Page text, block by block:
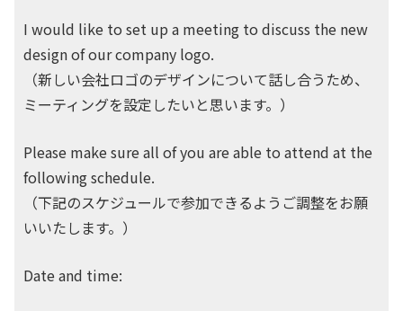
I would like to set up a meeting to discuss the new
design of our company logo.
（新しい会社ロゴのデザインについて話し合うため、
ミーティングを設定したいと思います。）
Please make sure all of you are able to attend at the
following schedule.
（下記のスケジュールで参加できるようご調整をお願
いいたします。）
Date and time: